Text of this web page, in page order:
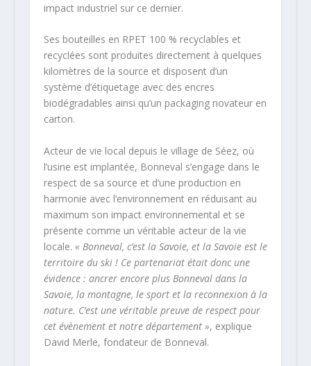
impact industriel sur ce dernier.
Ses bouteilles en RPET 100 % recyclables et
recyclées sont produites directement à quelques
kilomètres de la source et disposent d’un
système d’étiquetage avec des encres
biodégradables ainsi qu’un packaging novateur en
carton.
Acteur de vie local depuis le village de Séez, où
l’usine est implantée, Bonneval s’engage dans le
respect de sa source et d’une production en
harmonie avec l’environnement en réduisant au
maximum son impact environnemental et se
présente comme un véritable acteur de la vie
locale. « Bonneval, c’est la Savoie, et la Savoie est le
territoire du ski ! Ce partenariat était donc une
évidence : ancrer encore plus Bonneval dans la
Savoie, la montagne, le sport et la reconnexion à la
nature. C’est une véritable preuve de respect pour
cet évènement et notre département », explique
David Merle, fondateur de Bonneval.